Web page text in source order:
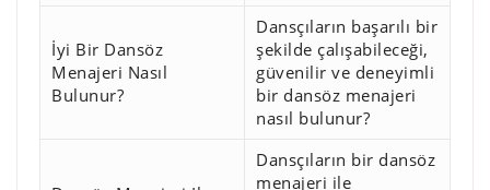
İyi Bir Dansöz
Menajeri Nasıl
Bulunur?
Dansçıların başarılı bir
şekilde çalışabileceği,
güvenilir ve deneyimli
bir dansöz menajeri
nasıl bulunur?
Dansçıların bir dansöz
menajeri ile